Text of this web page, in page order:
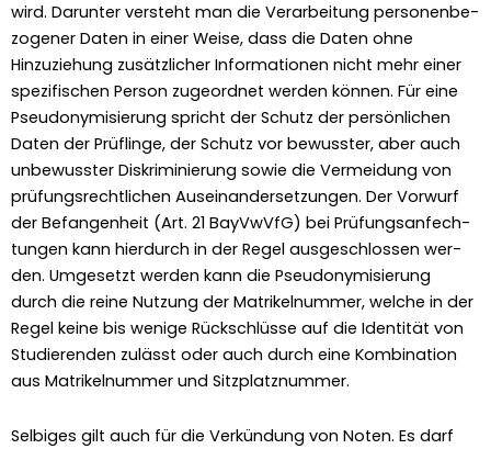
wird. Darunter ver­ste­ht man die Ver­ar­beitung per­so­n­en­be­
zo­gen­er Dat­en in ein­er Weise, dass die Dat­en ohne
Hinzuziehung zusät­zlich­er Infor­ma­tio­nen nicht mehr ein­er
spez­i­fis­chen Per­son zuge­ord­net wer­den kön­nen. Für eine
Pseu­do­nymisierung spricht der Schutz der per­sön­lichen
Dat­en der Prüflinge, der Schutz vor bewusster, aber auch
unbe­wusster Diskri­m­inierung sowie die Ver­mei­dung von
prü­fungsrechtlichen Auseinan­der­set­zun­gen. Der Vor­wurf
der Befan­gen­heit (Art. 21 BayVwVfG) bei Prü­fungsan­fech­
tun­gen kann hier­durch in der Regel aus­geschlossen wer­
den. Umge­set­zt wer­den kann die Pseu­do­nymisierung
durch die reine Nutzung der Matrikel­num­mer, welche in der
Regel keine bis wenige Rückschlüsse auf die Iden­tität von
Studieren­den zulässt oder auch durch eine Kom­bi­na­tion
aus Matrikel­num­mer und Sitz­platznum­mer.
Sel­biges gilt auch für die Verkün­dung von Noten. Es darf